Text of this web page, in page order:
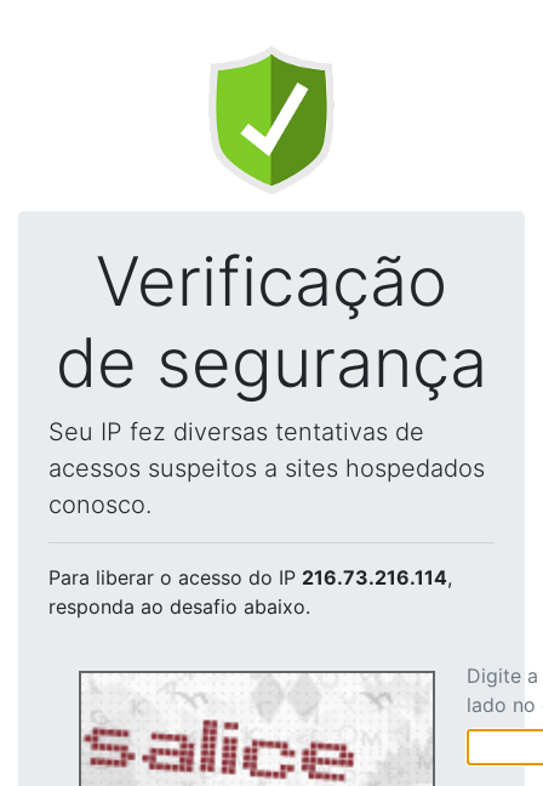
Verificação
de segurança
Seu IP fez diversas tentativas de
acessos suspeitos a sites hospedados
conosco.
Para liberar o acesso do IP 216.73.216.114,
responda ao desafio abaixo.
Digite
lado no